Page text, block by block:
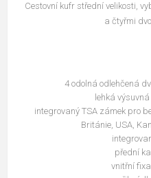
Cestovní kufr střední velikosti,
a čtyřmi
4 odolná odlehčená
lehká
integrovaný TSA zámek pro
Británie, USA,
přední
vnitřní